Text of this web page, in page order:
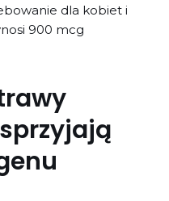
dla kobiet i
900 mcg